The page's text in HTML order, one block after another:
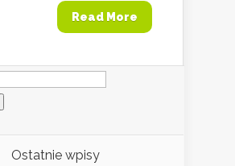
Read More
Ostatnie wpisy